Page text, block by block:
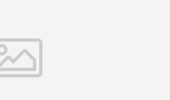
Jacobs
Wohnraum: Doppelbett,